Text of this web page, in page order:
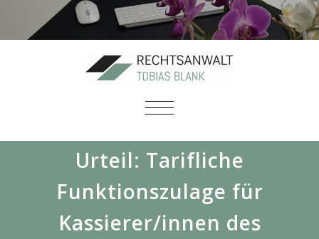
SCHALTE
Urteil: Tarifliche
Funktionszulage für
Kassierer/innen des